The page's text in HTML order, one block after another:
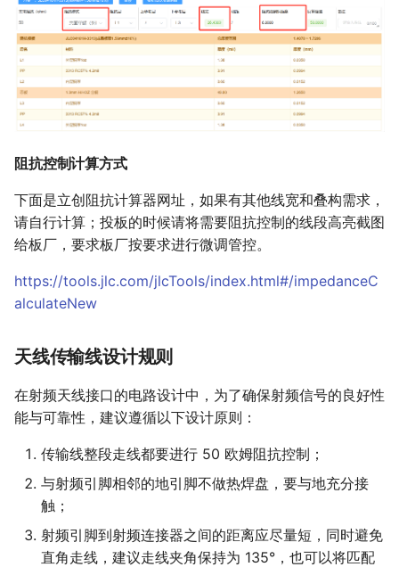
阻抗控制计算方式
下面是立创阻抗计算器网址，如果有其他线宽和叠构需求，
请自行计算；投板的时候请将需要阻抗控制的线段高亮截图
给板厂，要求板厂按要求进行微调管控。
https://tools.jlc.com/jlcTools/index.html#/impedanceC
alculateNew
天线传输线设计规则
在射频天线接口的电路设计中，为了确保射频信号的良好性
能与可靠性，建议遵循以下设计原则：
传输线整段走线都要进行 50 欧姆阻抗控制；
与射频引脚相邻的地引脚不做热焊盘，要与地充分接
触；
射频引脚到射频连接器之间的距离应尽量短，同时避免
直角走线，建议走线夹角保持为 135°，也可以将匹配